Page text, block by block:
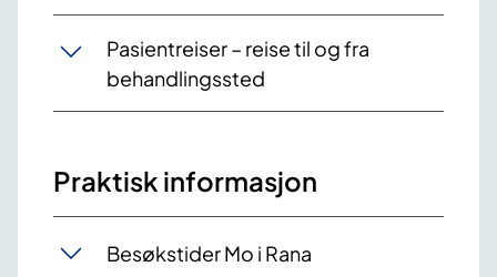
​Pasientreiser – reise til og fra
behandlingssted
Praktisk informasjon
Besøkstider Mo i Rana